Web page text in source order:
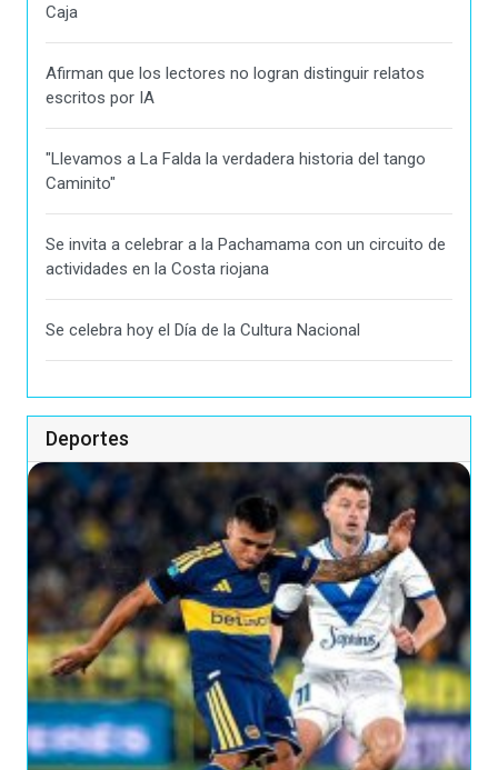
Caja
Afirman que los lectores no logran distinguir relatos
escritos por IA
"Llevamos a La Falda la verdadera historia del tango
Caminito"
Se invita a celebrar a la Pachamama con un circuito de
actividades en la Costa riojana
Se celebra hoy el Día de la Cultura Nacional
Deportes